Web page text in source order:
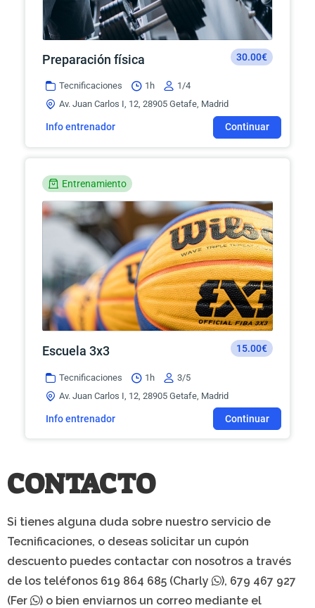
Preparación física 30.00€
Tecnificaciones 1h
1/4
Av. Juan Carlos I, 12, 28905 Getafe, Madrid
Info entrenador Continuar
Entrenamiento
Escuela 3x3 15.00€
Tecnificaciones 1h
3/5
Av. Juan Carlos I, 12, 28905 Getafe, Madrid
Info entrenador Continuar
CONTACTO
Si tienes alguna duda sobre nuestro servicio de
Tecnificaciones, o deseas solicitar un cupón
descuento puedes contactar con nosotros a través
de los teléfonos 619 864 685 (Charly ), 679 467 927
(Fer
) o bien enviarnos un correo mediante el